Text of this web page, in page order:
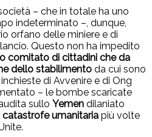
– che in totale ha uno
indeterminato –, dunque,
orfano delle miniere e di
Questo non ha impedito
comitato di cittadini che da
dello stabilimento da cui sono
di Avvenire e di Ong
– le bombe scaricate
sullo Yemen dilaniato
catastrofe umanitaria più volte